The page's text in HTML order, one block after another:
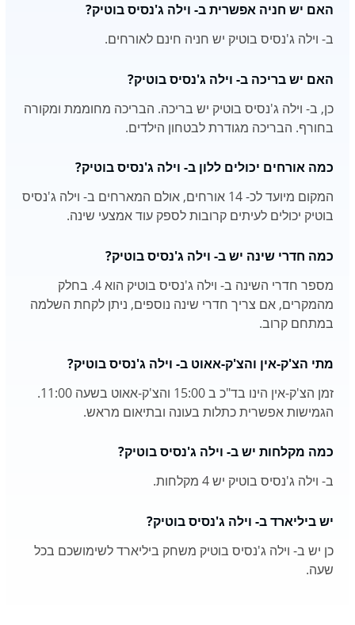
האם יש חניה אפשרית ב- וילה ג'נסיס בוטיק?
ב- וילה ג'נסיס בוטיק יש חניה חינם לאורחים.
האם יש בריכה ב- וילה ג'נסיס בוטיק?
כן, ב- וילה ג'נסיס בוטיק יש בריכה. הבריכה מחוממת ומקורה
בחורף. הבריכה מגודרת לבטחון הילדים.
כמה אורחים יכולים ללון ב- וילה ג'נסיס בוטיק?
המקום מיועד לכ- 14 אורחים, אולם המארחים ב- וילה ג'נסיס
בוטיק יכולים לעיתים קרובות לספק עוד אמצעי שינה.
כמה חדרי שינה יש ב- וילה ג'נסיס בוטיק?
מספר חדרי השינה ב- וילה ג'נסיס בוטיק הוא 4. בחלק
מהמקרים, אם צריך חדרי שינה נוספים, ניתן לקחת השלמה
במתחם קרוב.
מתי הצ'ק-אין והצ'ק-אאוט ב- וילה ג'נסיס בוטיק?
זמן הצ'ק-אין הינו בד"כ ב 15:00 והצ'ק-אאוט בשעה 11:00.
הגמישות אפשרית כתלות בעונה ובתיאום מראש.
כמה מקלחות יש ב- וילה ג'נסיס בוטיק?
ב- וילה ג'נסיס בוטיק יש 4 מקלחות.
יש ביליארד ב- וילה ג'נסיס בוטיק?
כן יש ב- וילה ג'נסיס בוטיק משחק ביליארד לשימושכם בכל
שעה.